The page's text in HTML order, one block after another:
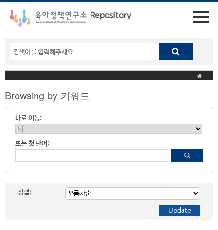
Browsing by 키워드
바로 이동:
또는 첫 단어:
정렬: